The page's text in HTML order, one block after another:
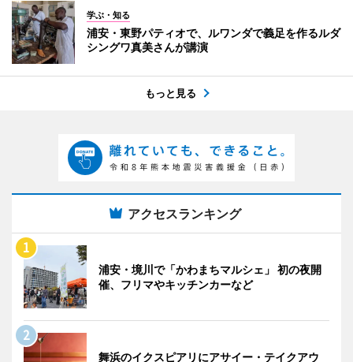
学ぶ・知る
浦安・東野パティオで、ルワンダで義足を作るルダ
シングワ真美さんが講演
もっと見る
アクセスランキング
浦安・境川で「かわまちマルシェ」 初の夜開
催、フリマやキッチンカーなど
舞浜のイクスピアリにアサイー・テイクアウ